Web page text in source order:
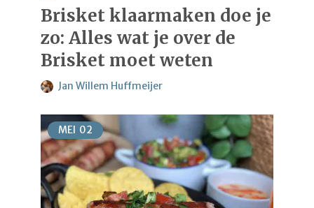
Brisket klaarmaken doe je
zo: Alles wat je over de
Brisket moet weten
Jan Willem Huffmeijer
MEI 02